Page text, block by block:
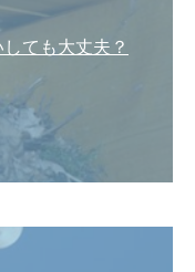
ても大丈夫？